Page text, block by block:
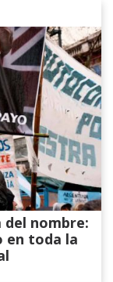
del nombre:
en toda la